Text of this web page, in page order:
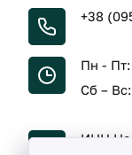
+38
Пн - Пт:
Сб –
ИНН